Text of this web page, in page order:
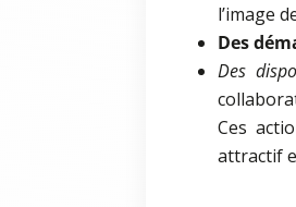
l’image
Des
Des
Ces
attractif